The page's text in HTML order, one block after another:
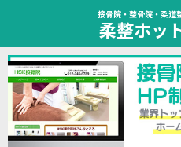
接骨院・整骨院・柔道
柔整ホッ
HOME